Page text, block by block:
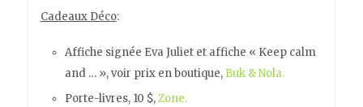
Cadeaux Déco:
Affiche signée Eva Juliet et affiche « Keep calm
and … », voir prix en boutique, Buk & Nola.
Porte-livres, 10 $,Zone.